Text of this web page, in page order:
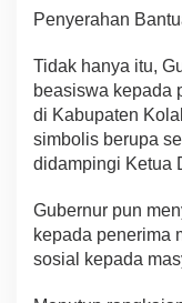
Penyerahan
Tidak hanya itu,
beasiswa kepada
di Kabupaten
simbolis berupa
didampingi Ketua
Gubernur pun
kepada penerima
sosial kepada